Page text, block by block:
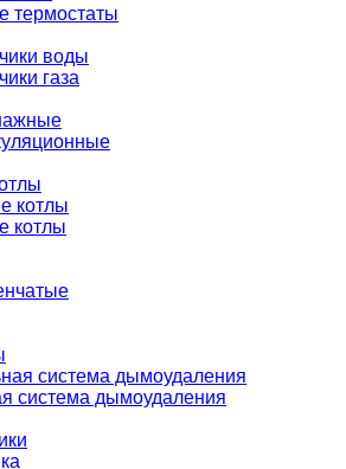
термостаты
воды
газа
котлы
котлы
система дымоудаления
система дымоудаления